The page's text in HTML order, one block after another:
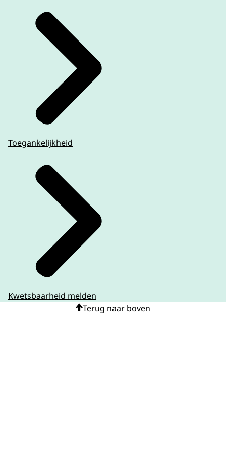
Toegankelijkheid
Kwetsbaarheid melden
Terug naar boven